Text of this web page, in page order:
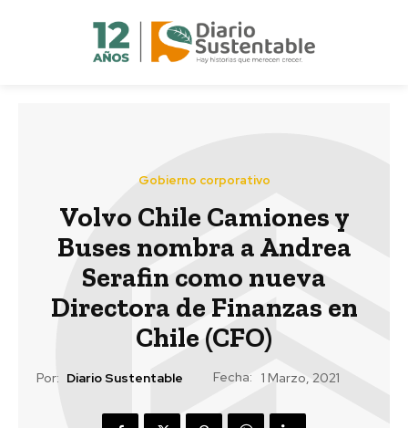
Gobierno corporativo
Volvo Chile Camiones y
Buses nombra a Andrea
Serafin como nueva
Directora de Finanzas en
Chile (CFO)
Por: Diario Sustentable Fecha: 1 Marzo, 2021